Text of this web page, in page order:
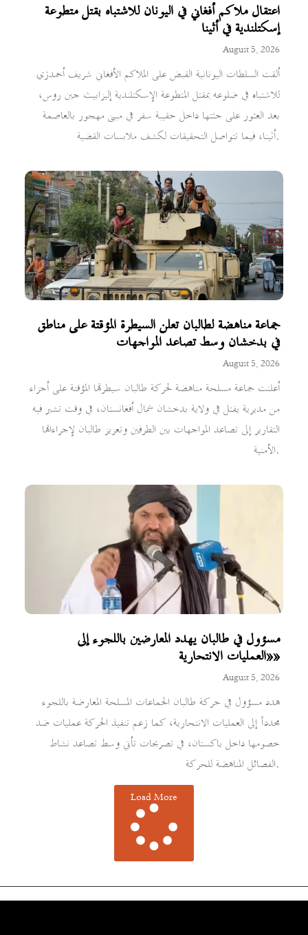
اعتقال ملاكم أفغاني في اليونان للاشتباه بقتل متطوعة
إسكتلندية في أثينا
August 5, 2026
ألقت السلطات اليونانية القبض على الملاكم الأفغاني شريف أحمدزي
للاشتباه في ضلوعه بمقتل المتطوعة الإسكتلندية إليزابيث جين روس،
بعد العثور على جثتها داخل حقيبة سفر في مبنى مهجور بالعاصمة
أثينا، فيما تتواصل التحقيقات لكشف ملابسات القضية.
جماعة مناهضة لطالبان تعلن السيطرة المؤقتة على مناطق
في بدخشان وسط تصاعد المواجهات
August 5, 2026
أعلنت جماعة مسلحة مناهضة لحركة طالبان سيطرتها المؤقتة على أجزاء
من مديرية يفتل في ولاية بدخشان شمال أفغانستان، في وقت تشير فيه
التقارير إلى تصاعد المواجهات بين الطرفين وتعزيز طالبان لإجراءاتها
الأمنية.
مسؤول في طالبان يهدد المعارضين باللجوء إلى
«العمليات الانتحارية»
August 5, 2026
هدد مسؤول في حركة طالبان الجماعات المسلحة المعارضة باللجوء
مجدداً إلى العمليات الانتحارية، كما زعم تنفيذ الحركة عمليات ضد
خصومها داخل باكستان، في تصريحات تأتي وسط تصاعد نشاط
الفصائل المناهضة للحركة.
Load More